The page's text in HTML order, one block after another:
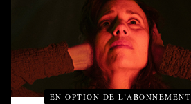
EN OPTION DE L’ABONNEMENT